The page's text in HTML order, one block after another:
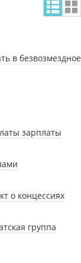
в безвозмездное
зарплаты
о концессиях
группа